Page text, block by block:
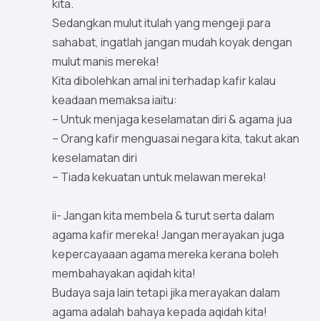
kita.
Sedangkan mulut itulah yang mengeji para
sahabat, ingatlah jangan mudah koyak dengan
mulut manis mereka!
Kita dibolehkan amal ini terhadap kafir kalau
keadaan memaksa iaitu:
– Untuk menjaga keselamatan diri & agama jua
– Orang kafir menguasai negara kita, takut akan
keselamatan diri
– Tiada kekuatan untuk melawan mereka!
ii- Jangan kita membela & turut serta dalam
agama kafir mereka! Jangan merayakan juga
kepercayaaan agama mereka kerana boleh
membahayakan aqidah kita!
Budaya saja lain tetapi jika merayakan dalam
agama adalah bahaya kepada aqidah kita!